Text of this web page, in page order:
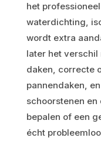
het
waterdichting,
wordt extra
later het
daken, correcte
pannendaken,
schoorstenen en
bepalen of een
écht